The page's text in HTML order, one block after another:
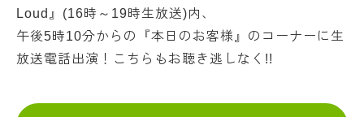
Loud』(16時～19時生放送)内、
午後5時10分からの『本日のお客様』のコーナーに生
放送電話出演！こちらもお聴き逃しなく!!